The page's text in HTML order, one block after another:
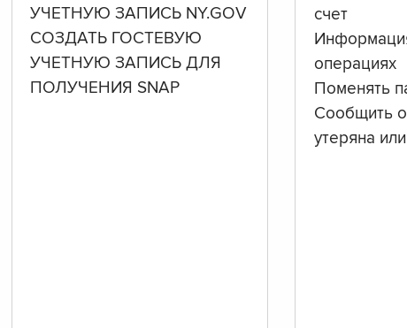
УЧЕТНУЮ ЗАПИСЬ NY.GOV
СОЗДАТЬ ГОСТЕВУЮ
УЧЕТНУЮ ЗАПИСЬ ДЛЯ
ПОЛУЧЕНИЯ SNAP
счет
операциях
Поменять
Сообщить о
утеряна